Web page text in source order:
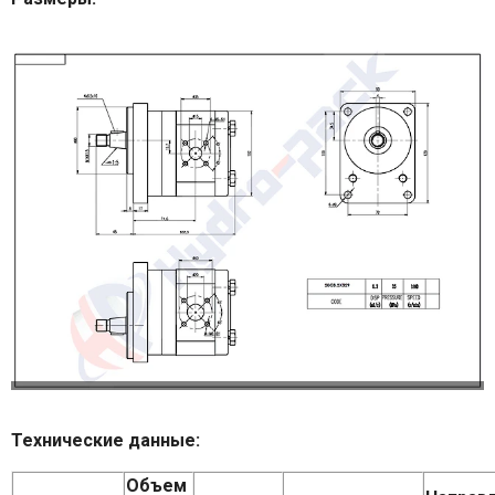
Технические данные:
Объем